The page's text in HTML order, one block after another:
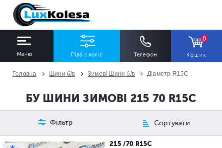
Меню Підбір коліс Телефон
0
Кошик
Всі Всі
Діаметр
Всі
Головна Шини б/в Зимові Шини б/в Діаметр R15C
БУ ШИНИ ЗИМОВІ 215 70 R15C
Фільтр Сортувати
215 /70 R15C